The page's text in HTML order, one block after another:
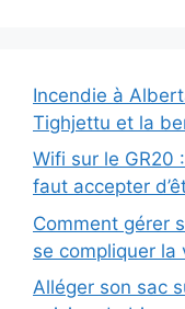
Incendie à
Tighjettu et la
Wifi sur le GR20
faut accepter
Comment gérer
se compliquer la
Alléger son sac